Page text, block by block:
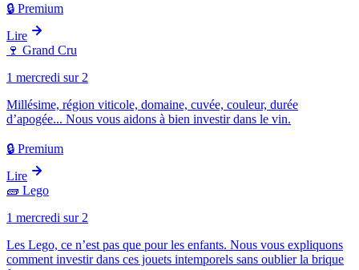
🔒 Premium
Lire
🍷 Grand Cru
1 mercredi sur 2
Millésime, région viticole, domaine, cuvée, couleur, durée
d’apogée... Nous vous aidons à bien investir dans le vin.
🔒 Premium
Lire
🧱 Lego
1 mercredi sur 2
Les Lego, ce n’est pas que pour les enfants. Nous vous expliquons
comment investir dans ces jouets intemporels sans oublier la brique